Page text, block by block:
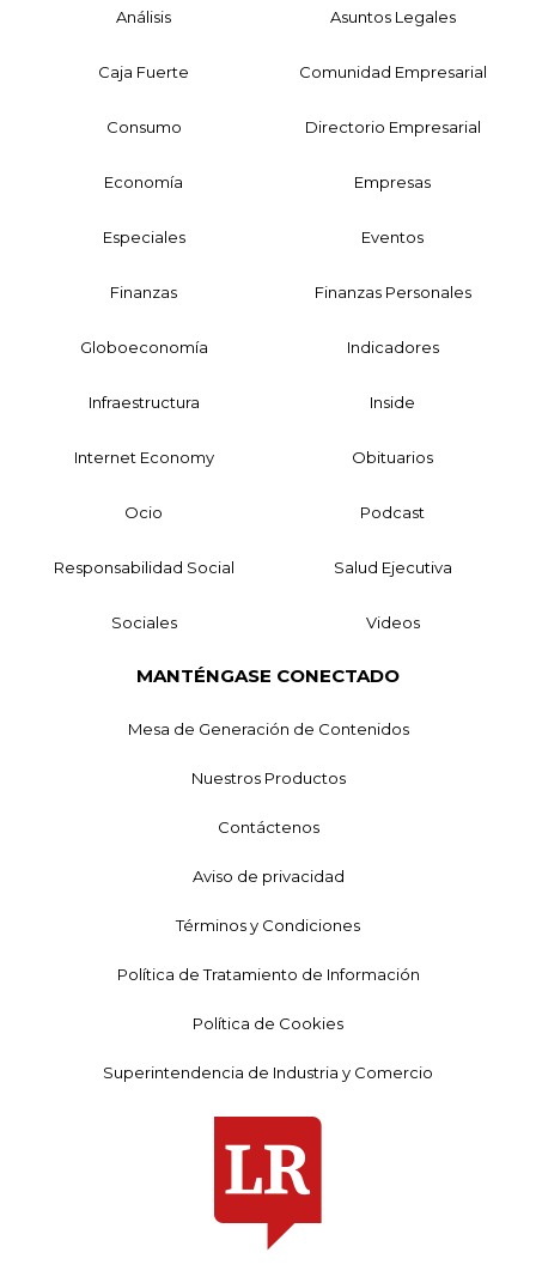
Análisis Asuntos Legales
Caja Fuerte Comunidad Empresarial
Consumo Directorio Empresarial
Economía Empresas
Especiales Eventos
Finanzas Finanzas Personales
Globoeconomía Indicadores
Infraestructura Inside
Internet Economy Obituarios
Ocio Podcast
Responsabilidad Social Salud Ejecutiva
Sociales Videos
MANTÉNGASE CONECTADO
Mesa de Generación de Contenidos
Nuestros Productos
Contáctenos
Aviso de privacidad
Términos y Condiciones
Política de Tratamiento de Información
Política de Cookies
Superintendencia de Industria y Comercio